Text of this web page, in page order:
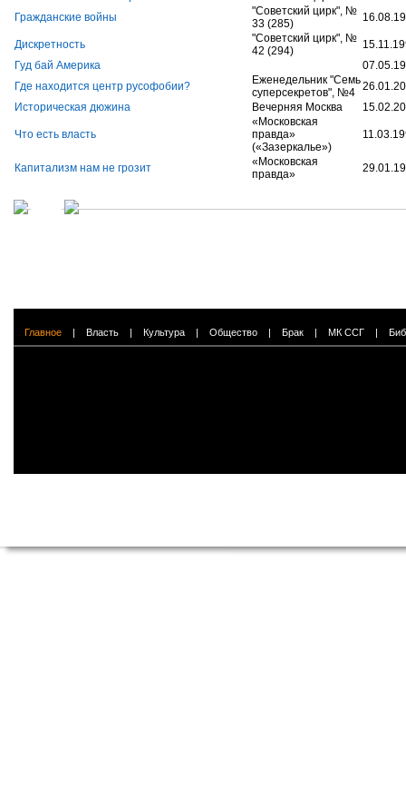
Гражданские войны
"Советский цирк", №
33 (285)
Дискретность
"Советский цирк", №
42 (294)
Гуд бай Америка
Где находится центр русофобии?
Еженедельник "Семь
суперсекретов", №4
Историческая дюжина
Вечерняя Москва
Что есть власть
«Московская
правда»
(«Зазеркалье»)
Капитализм нам не грозит
«Московская
правда»
Главное | Власть | Культура | Общество | Брак | МК ССГ |